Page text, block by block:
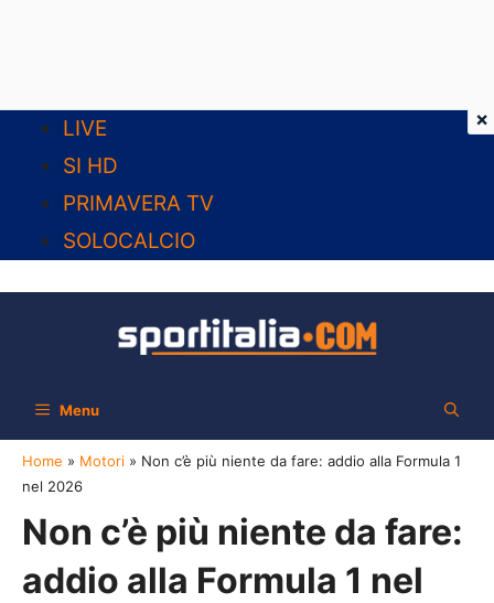
contenuto
LIVE
SI HD
PRIMAVERA TV
SOLOCALCIO
Menu
Home » Motori » Non c’è più niente da fare: addio alla Formula 1
nel 2026
Non c’è più niente da fare:
addio alla Formula 1 nel
×